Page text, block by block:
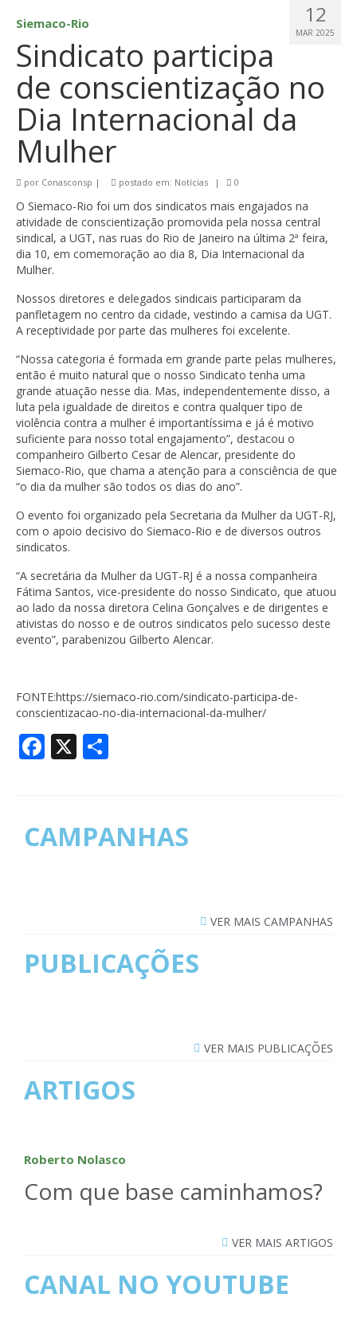
12
MAR 2025
Siemaco-Rio
Sindicato participa
de conscientização no
Dia Internacional da
Mulher
por Conasconsp | postado em: Notícias | 0
O Siemaco-Rio foi um dos sindicatos mais engajados na
atividade de conscientização promovida pela nossa central
sindical, a UGT, nas ruas do Rio de Janeiro na última 2ª feira,
dia 10, em comemoração ao dia 8, Dia Internacional da
Mulher.
Nossos diretores e delegados sindicais participaram da
panfletagem no centro da cidade, vestindo a camisa da UGT.
A receptividade por parte das mulheres foi excelente.
“Nossa categoria é formada em grande parte pelas mulheres,
então é muito natural que o nosso Sindicato tenha uma
grande atuação nesse dia. Mas, independentemente disso, a
luta pela igualdade de direitos e contra qualquer tipo de
violência contra a mulher é importantíssima e já é motivo
suficiente para nosso total engajamento”, destacou o
companheiro Gilberto Cesar de Alencar, presidente do
Siemaco-Rio, que chama a atenção para a consciência de que
“o dia da mulher são todos os dias do ano”.
O evento foi organizado pela Secretaria da Mulher da UGT-RJ,
com o apoio decisivo do Siemaco-Rio e de diversos outros
sindicatos.
“A secretária da Mulher da UGT-RJ é a nossa companheira
Fátima Santos, vice-presidente do nosso Sindicato, que atuou
ao lado da nossa diretora Celina Gonçalves e de dirigentes e
ativistas do nosso e de outros sindicatos pelo sucesso deste
evento”, parabenizou Gilberto Alencar.
FONTE:https://siemaco-rio.com/sindicato-participa-de-
conscientizacao-no-dia-internacional-da-mulher/
Facebook
X
CAMPANHAS
VER MAIS CAMPANHAS
PUBLICAÇÕES
VER MAIS PUBLICAÇÕES
ARTIGOS
Roberto Nolasco
Com que base caminhamos?
VER MAIS ARTIGOS
CANAL NO YOUTUBE